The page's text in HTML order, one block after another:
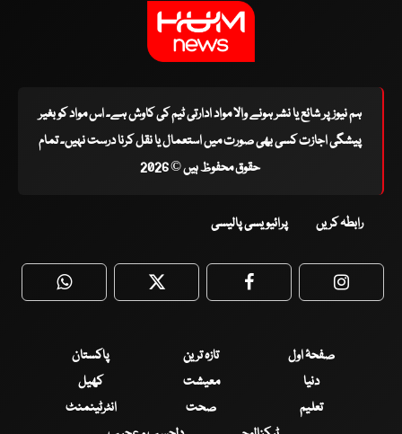
ہم نیوز پر شائع یا نشر ہونے والا مواد ادارتی ٹیم کی کاوش ہے۔ اس مواد کو بغیر
پیشگی اجازت کسی بھی صورت میں استعمال یا نقل کرنا درست نہیں۔ تمام
حقوق محفوظ ہیں © 2026
رابطہ کریں پرائیویسی پالیسی
WhatsApp Twitter Facebook
صفحۂ اول تازہ ترین
پاکستان
دنیا
معیشت
کھیل
تعلیم
صحت
انٹرٹینمنٹ